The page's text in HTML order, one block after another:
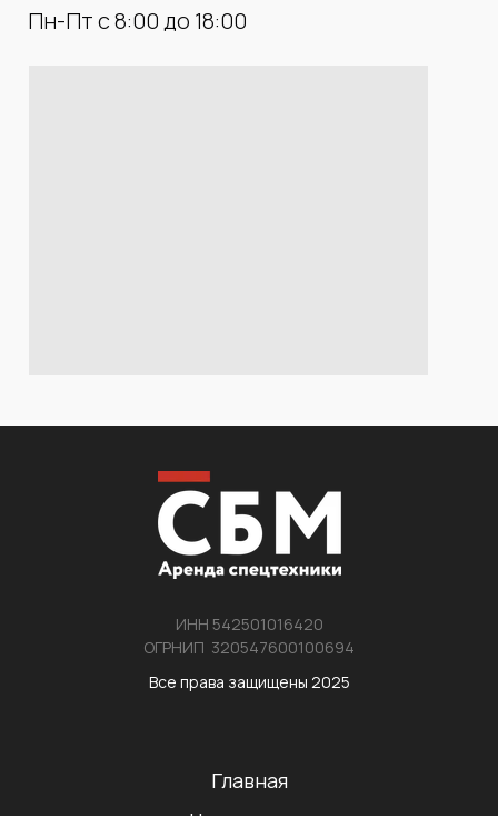
Пн-Пт с 8:00 до 18:00
ИНН 542501016420
ОГРНИП 320547600100694
Все права защищены 2025
Главная